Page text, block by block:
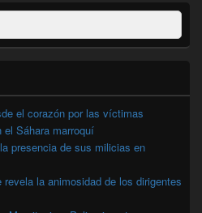
el corazón por las víctimas
Sáhara marroquí
presencia de sus milicias en
la animosidad de los dirigentes